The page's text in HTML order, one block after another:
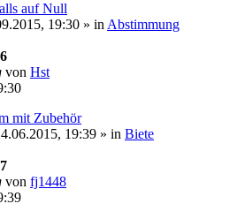
auf Null
19:30 » in Abstimmung
von Hst
mit Zubehör
19:39 » in Biete
von fj1448